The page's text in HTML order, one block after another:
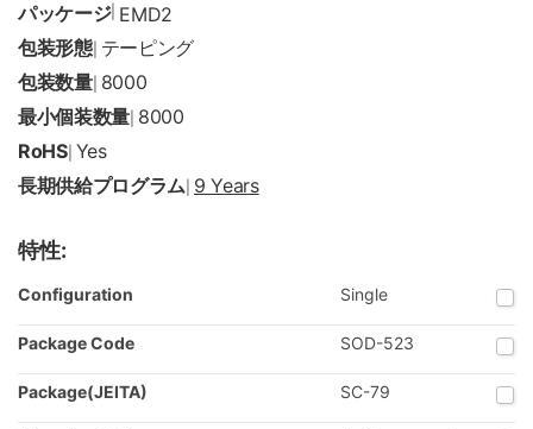
パッケージ| EMD2
包装形態| テーピング
包装数量| 8000
最小個装数量 8000
RoHS| Yes
長期供給プログラム 9 Years
特性:
Configuration Single
Package Code SOD-523
Package(JEITA) SC-79